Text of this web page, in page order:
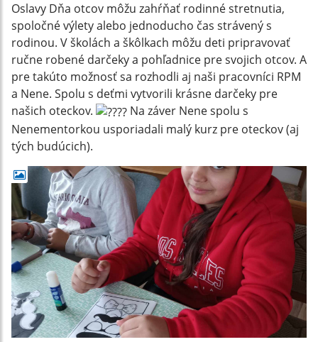
Oslavy Dňa otcov môžu zahŕňať rodinné stretnutia,
spoločné výlety alebo jednoducho čas strávený s
rodinou. V školách a škôlkach môžu deti pripravovať
ručne robené darčeky a pohľadnice pre svojich otcov. A
pre takúto možnosť sa rozhodli aj naši pracovníci RPM
a Nene. Spolu s deťmi vytvorili krásne darčeky pre
našich oteckov.
Na záver Nene spolu s
Nenementorkou usporiadali malý kurz pre oteckov (aj
tých budúcich).